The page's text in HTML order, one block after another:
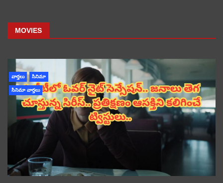
MOVIES
వార్తలు సినిమా
సినిమా వార్తలు